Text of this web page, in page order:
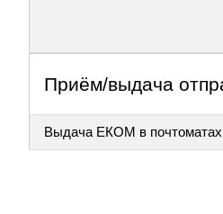
Приём/выдача
Выдача ЕКОМ в